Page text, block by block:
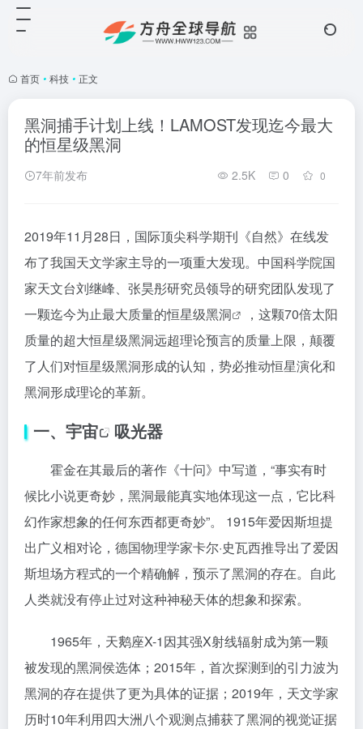
首页 • 科技 • 正文
黑洞捕手计划上线！LAMOST发现迄今最大
的恒星级黑洞
7年前发布 2.5K 0 0
2019年11月28日，国际顶尖科学期刊《自然》在线发
布了我国天文学家主导的一项重大发现。中国科学院国
家天文台刘继峰、张昊彤研究员领导的研究团队发现了
一颗迄今为止最大质量的恒星级黑洞
，这颗70倍太阳
质量的超大恒星级黑洞远超理论预言的质量上限，颠覆
了人们对恒星级黑洞形成的认知，势必推动恒星演化和
黑洞形成理论的革新。
一、 宇宙 吸光器
霍金在其最后的著作《十问》中写道，“事实有时
候比小说更奇妙，黑洞最能真实地体现这一点，它比科
幻作家想象的任何东西都更奇妙”。 1915年爱因斯坦提
出广义相对论，德国物理学家卡尔·史瓦西推导出了爱因
斯坦场方程式的一个精确解，预示了黑洞的存在。自此
人类就没有停止过对这种神秘天体的想象和探索。
1965年，天鹅座X-1因其强X射线辐射成为第一颗
被发现的黑洞侯选体；2015年，首次探测到的引力波为
黑洞的存在提供了更为具体的证据；2019年，天文学家
历时10年利用四大洲八个观测点捕获了黑洞的视觉证据